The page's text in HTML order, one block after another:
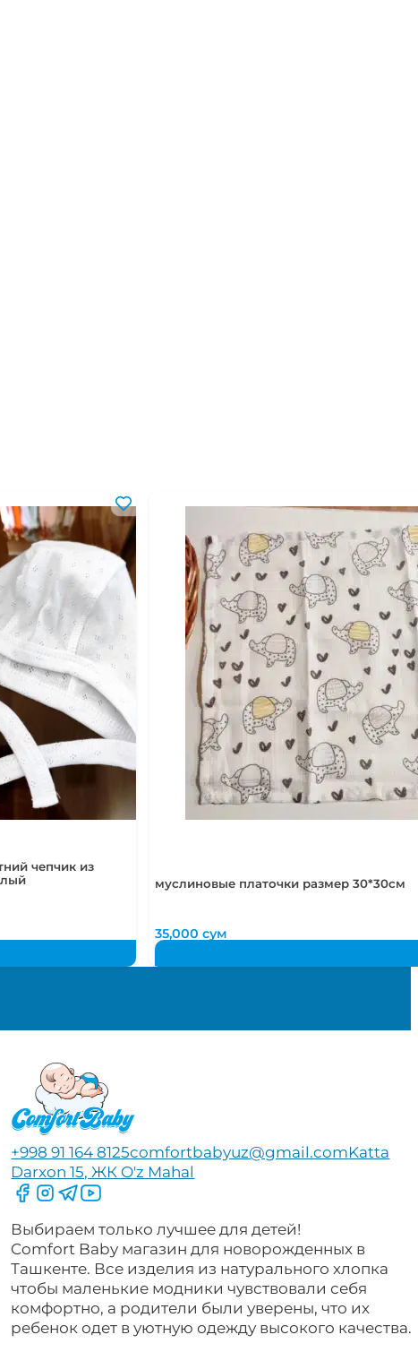
чепчик из
муслиновые платочки размер 30*30см
35,000 сум
+998 91 164 8125comfortbabyuz@gmail.comKatta
Darxon 15, ЖК O'z Mahal
Следите за нами на Facebook
Следите за нами в Instagram
Следите за нами в Telegram
Следите за нами в YouTube
Выбираем только лучшее для детей!
Comfort Baby магазин для новорожденных в
Ташкенте. Все изделия из натурального хлопка
чтобы маленькие модники чувствовали себя
комфортно, а родители были уверены, что их
ребенок одет в уютную одежду высокого качества.